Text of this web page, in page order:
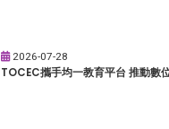
2026-07-28
TOCEC攜手均一教育平台 推動數